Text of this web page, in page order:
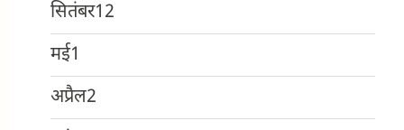
सितंबर12
मई1
अप्रैल2